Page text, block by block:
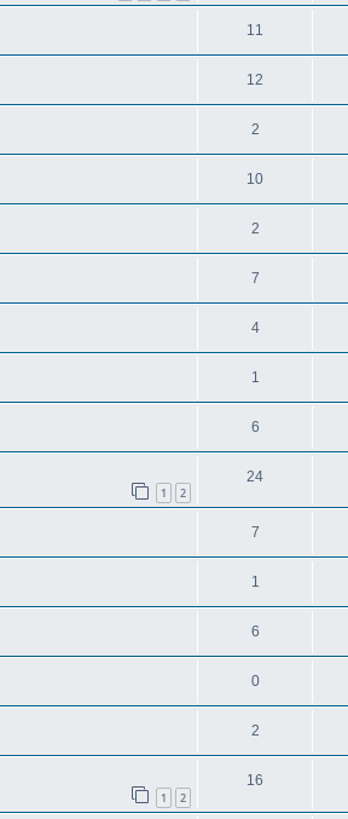
11
12
2
10
2
7
4
1
6
1 2
24
7
1
6
0
2
1 2
16